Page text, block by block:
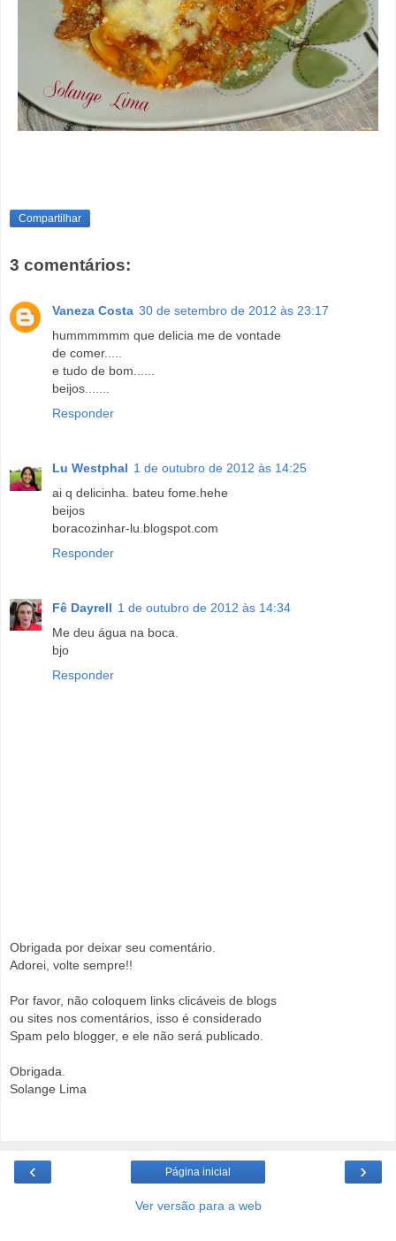
Compartilhar
3 comentários:
Vaneza Costa 30 de setembro de 2012 às 23:17
hummmmmm que delicia me de vontade
de comer.....
e tudo de bom......
beijos.......
Responder
Lu Westphal 1 de outubro de 2012 às 14:25
ai q delicinha. bateu fome.hehe
beijos
boracozinhar-lu.blogspot.com
Responder
Fê Dayrell 1 de outubro de 2012 às 14:34
Me deu água na boca.
bjo
Responder
Obrigada por deixar seu comentário.
Adorei, volte sempre!!
Por favor, não coloquem links clicáveis de blogs
ou sites nos comentários, isso é considerado
Spam pelo blogger, e ele não será publicado.
Obrigada.
Solange Lima
‹ ›
Página inicial
Ver versão para a web